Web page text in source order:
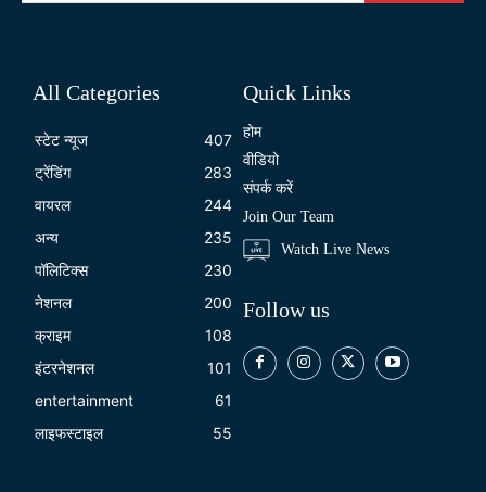
All Categories
स्टेट न्यूज
407
ट्रेंडिंग
283
वायरल
244
अन्य
235
पॉलिटिक्स
230
नेशनल
200
क्राइम
108
इंटरनेशनल
101
entertainment
61
लाइफस्टाइल
55
Quick Links
होम
वीडियो
संपर्क करें
Join Our Team
Watch Live News
Follow us